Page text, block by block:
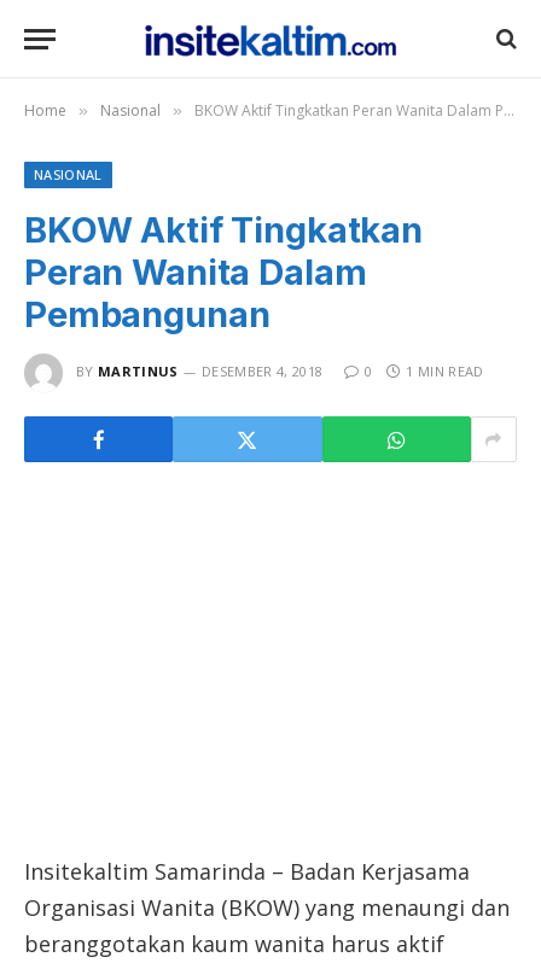
Home » Nasional » BKOW Aktif Tingkatkan Peran Wanita Dalam Pembangunan
NASIONAL
BKOW Aktif Tingkatkan
Peran Wanita Dalam
Pembangunan
BY MARTINUS DESEMBER 4, 2018 0 1 MIN READ
Insitekaltim Samarinda – Badan Kerjasama
Organisasi Wanita (BKOW) yang menaungi dan
beranggotakan kaum wanita harus aktif